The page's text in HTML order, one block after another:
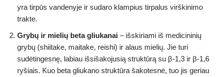
yra tirpūs vandenyje ir sudaro klampius tirpalus virškinimo
trakte.
Grybų ir mielių beta gliukanai – išskiriami iš medicininių
grybų (shiitake, maitake, reishi) ir alaus mielių. Jie turi
sudėtingesnę, labiau išsišakojusią struktūrą su β-1,3 ir β-1,6
ryšiais. Kuo beta gliukano struktūra šakotesnė, tuo jis geriau